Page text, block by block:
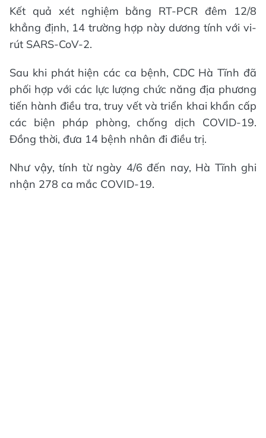
Kết quả xét nghiệm bằng RT-PCR đêm 12/8
khẳng định, 14 trường hợp này dương tính với vi-
rút SARS-CoV-2.
Sau khi phát hiện các ca bệnh, CDC Hà Tĩnh đã
phối hợp với các lực lượng chức năng địa phương
tiến hành điều tra, truy vết và triển khai khẩn cấp
các biện pháp phòng, chống dịch COVID-19.
Đồng thời, đưa 14 bệnh nhân đi điều trị.
Như vậy, tính từ ngày 4/6 đến nay, Hà Tĩnh ghi
nhận 278 ca mắc COVID-19.